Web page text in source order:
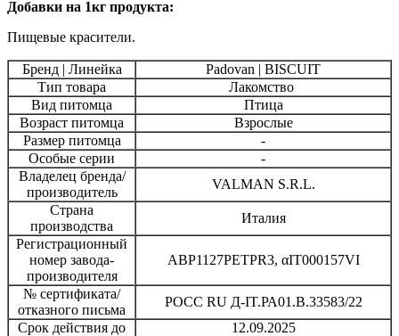
Добавки на 1кг продукта:
Пищевые красители.
Бренд | Линейка
Padovan | BISCUIT
Тип товара
Лакомство
Вид питомца
Птица
Возраст питомца
Взрослые
Размер питомца
-
Особые серии
-
Владелец бренда/
производитель
VALMAN S.R.L.
Страна
производства
Италия
Регистрационный
номер завода-
производителя
ABP1127PETPR3, αIT000157VI
№ сертификата/
отказного письма
РОСС RU Д-IT.РА01.В.33583/22
Срок действия до
12.09.2025